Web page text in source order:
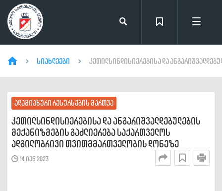
სიახლეები კეთილსინდისიერებისა და
ადამიანური რესურსების მართვა
კეთილსინდისიერებისა და ანგარიშვალდებულების
მექანიზმების გაძლიერება საქართველოს
ადგილობრივი თვითმმართველობის დონეზე
14 ივნ 2023